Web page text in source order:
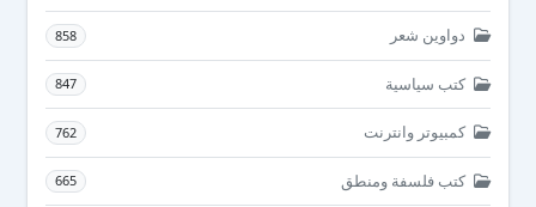
دواوين شعر 858
كتب سياسية 847
كمبيوتر وانترنت 762
كتب فلسفة ومنطق 665